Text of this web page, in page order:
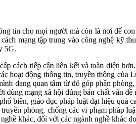
tin cho mọi người mà còn là nơi để
mạng tập trung vào công nghệ kỹ
5G.
cách tiếp cận liên kết và toàn diện
hoạt động thông tin, truyền thông của
đang quan tâm từ đó góp phần
mạng xã hội đúng bản chất vấn đề
biên, giáo dục pháp luật đạt hiệu quả
phòng, chống các vi phạm pháp
khác, đối với các ngành nghề khác